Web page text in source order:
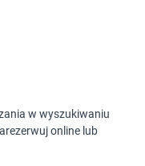
w wyszukiwaniu
online lub